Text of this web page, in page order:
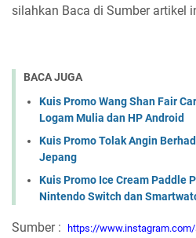
silahkan Baca di Sumber artikel
BACA JUGA
Kuis Promo Wang Shan Fair
Logam Mulia dan HP Android
Kuis Promo Tolak Angin
Jepang
Kuis Promo Ice Cream Paddle
Nintendo Switch dan
Sumber : https://